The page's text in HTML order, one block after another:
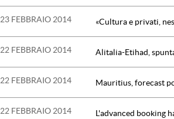
23 FEBBRAIO 2014 «Cultura e privati,
22 FEBBRAIO 2014 Alitalia-Etihad,
22 FEBBRAIO 2014 Mauritius, forecast
22 FEBBRAIO 2014 L'advanced booking